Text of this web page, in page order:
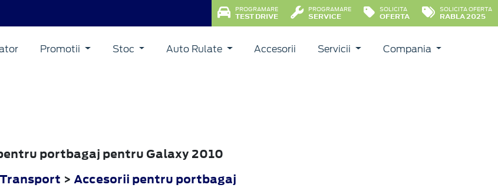
PROGRAMARE
TEST DRIVE
PROGRAMARE
SERVICE
SOLICITA
OFERTA
SOLICITA OFERTA
RABLA 2025
Promotii Stoc Auto Rulate Accesorii Servicii Compania
portbagaj pentru Galaxy 2010
Transport > Accesorii pentru portbagaj